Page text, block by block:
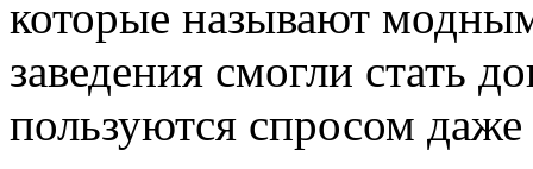
которые называют
заведения смогли стать
пользуются спросом